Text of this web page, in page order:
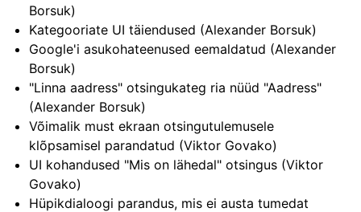
Borsuk)
Kategooriate UI täiendused (Alexander Borsuk)
Google'i asukohateenused eemaldatud (Alexander
Borsuk)
"Linna aadress" otsingukateg ria nüüd "Aadress"
(Alexander Borsuk)
Võimalik must ekraan otsingutulemusele
klõpsamisel parandatud (Viktor Govako)
UI kohandused "Mis on lähedal" otsingus (Viktor
Govako)
Hüpikdialoogi parandus, mis ei austa tumedat